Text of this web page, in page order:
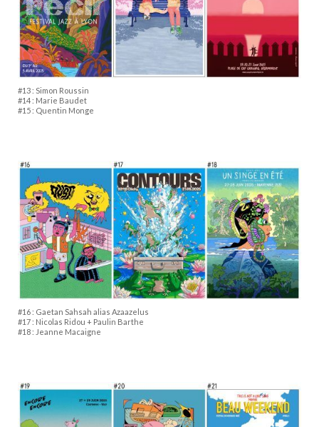
#13 : Simon Roussin
#14 : Marie Baudet
#15 : Quentin Monge
#16 : Gaetan Sahsah alias Azaazelus
#17 : Nicolas Ridou + Paulin Barthe
#18 : Jeanne Macaigne